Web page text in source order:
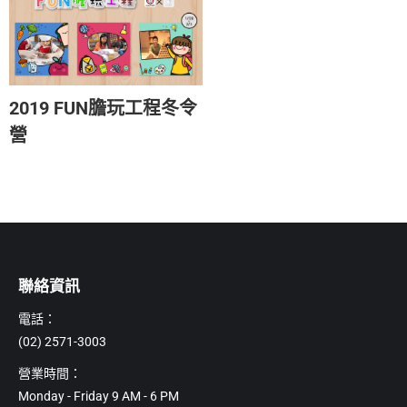
2019 FUN膽玩工程冬令
營
聯絡資訊
電話：
(02) 2571-3003
營業時間：
Monday - Friday 9 AM - 6 PM